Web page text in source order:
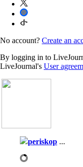
No account? Create an
By logging in to
LiveJournal's User
periskop ...